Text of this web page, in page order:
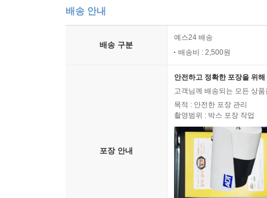
* 케테 콜비츠는 독일 프롤레타리아 회화의 선구
** 카르마뇰은 프랑스혁명 당시 민중들이 광장에서
배송 안내
배송 구분
예스24 배송
배송비 : 2,500원
포장 안내
안전하고 정확한 포장을 위
고객님께 배송되는 모든 상
목적 : 안전한 포장 관리
촬영범위 : 박스 포장 작업